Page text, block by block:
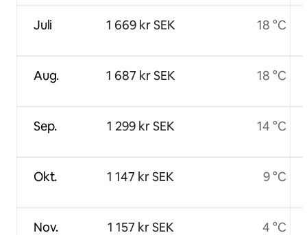
Juli
Aug.
Sep.
Okt.
Nov.
1 669 kr SEK
1 687 kr SEK
1 299 kr SEK
1 147 kr SEK
1 157 kr SEK
18 °C
18 °C
14 °C
9 °C
4 °C